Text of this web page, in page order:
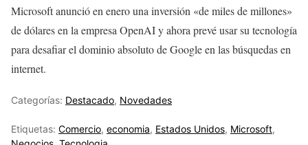
Microsoft anunció en enero una inversión «de miles de millones»
de dólares en la empresa OpenAI y ahora prevé usar su tecnología
para desafiar el dominio absoluto de Google en las búsquedas en
internet.
Categorías: Destacado, Novedades
Etiquetas: Comercio, economia, Estados Unidos, Microsoft,